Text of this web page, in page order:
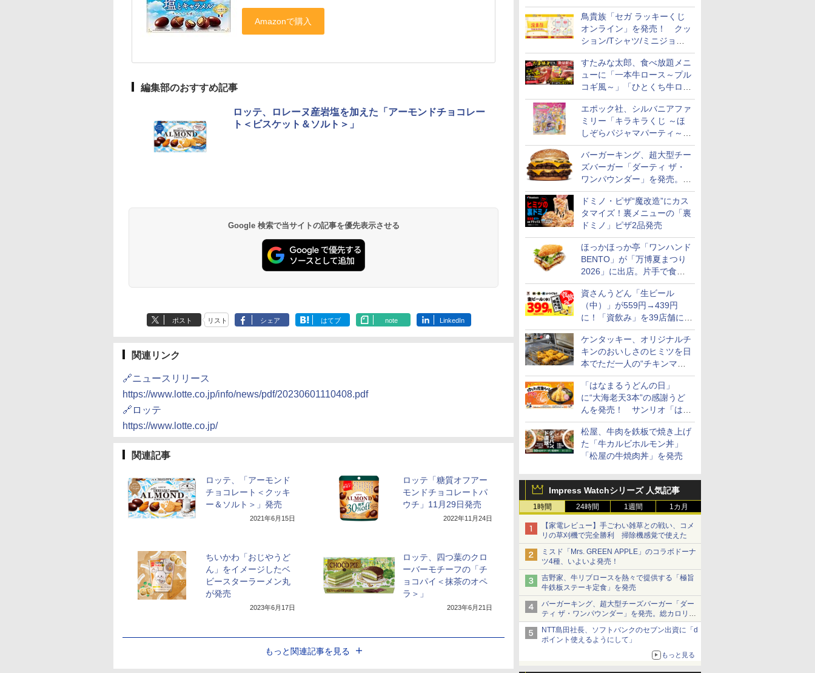
そのままでボリュームアップ
鳥貴族「セガ ラッキーくじ
オンライン」を発売！ クッ
ション/Tシャツ/ミニジョッ
キ/ステッカーなど全7賞
すたみな太郎、食べ放題メニ
ューに「一本牛ロース～プル
コギ風～」「ひとくち牛ロー
スステーキ」をお盆限定で追
加
エポック社、シルバニアファ
ミリー「キラキラくじ ～ほ
しぞらパジャマパーティ～」
を発売。人形/家具/建物など
バーガーキング、超大型チー
ズバーガー「ダーティ ザ・
ワンパウンダー」を発売。総
カロリー約1656kcal、総重量
約527g！
ドミノ・ピザ“魔改造”にカス
タマイズ！裏メニューの「裏
ドミノ」ピザ2品発売
ほっかほっか亭「ワンハンド
BENTO」が「万博夏まつり
2026」に出店。片手で食べ
られる海苔弁や和牛きんぴら
を販売
資さんうどん「生ビール
（中）」が559円→439円
に！「資飲み」を39店舗に拡
大
ケンタッキー、オリジナルチ
キンのおいしさのヒミツを日
本でただ一人の“チキンマイ
スター”笠原氏から学んでき
た「はなまるうどんの日」
に“大海老天3本”の感謝うど
んを発売！ サンリオ「はな
まるおばけ」のシール/キャ
ンディなども
松屋、牛肉を鉄板で焼き上げ
た「牛カルビホルモン丼」
「松屋の牛焼肉丼」を発売
Impress Watchシリーズ 人気記事
1時間 24時間 1週間 1カ月
【家電レビュー】手ごわい雑草との戦い、コメ
リの草刈機で完全勝利 掃除機感覚で使えた
ミスド「Mrs. GREEN APPLE」のコラボドーナ
ツ4種、いよいよ発売！
吉野家、牛リブロースを熱々で提供する「極旨
牛鉄板ステーキ定食」を発売
バーガーキング、超大型チーズバーガー「ダー
ティ ザ・ワンパウンダー」を発売。総カロリー
約1656kcal、総重量約527g！
NTT島田社長、ソフトバンクのセブン出資に「d
ポイント使えるようにして」
もっと見る
編集部のおすすめ記事
ロッテ、ロレーヌ産岩塩を加えた「アーモンドチョコレー
ト＜ビスケット＆ソルト＞」
Google 検索で当サイトの記事を優先表示させる
ポスト リスト シェア はてブ note LinkedIn
関連リンク
🔗ニュースリリース
https://www.lotte.co.jp/info/news/pdf/20230601110408.pdf
🔗ロッテ
https://www.lotte.co.jp/
関連記事
ロッテ、「アーモンド
チョコレート＜クッキ
ー＆ソルト＞」発売
2021年6月15日
ロッテ「糖質オフアー
モンドチョコレートパ
ウチ」11月29日発売
2022年11月24日
ちいかわ「おじやうど
ん」をイメージしたベ
ビースターラーメン丸
が発売
2023年6月17日
ロッテ、四つ葉のクロ
ーバーモチーフの「チ
ョコパイ＜抹茶のオペ
ラ＞」
2023年6月21日
もっと関連記事を見る